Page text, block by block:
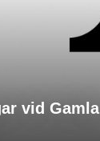
vid Gamla